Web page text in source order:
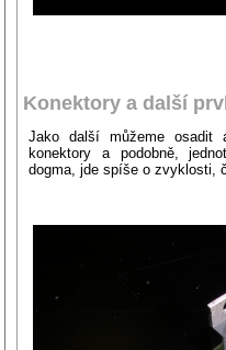
Konektory a další
Jako další můžeme osadit
konektory a podobně,
dogma, jde spíše o zvyklosti,